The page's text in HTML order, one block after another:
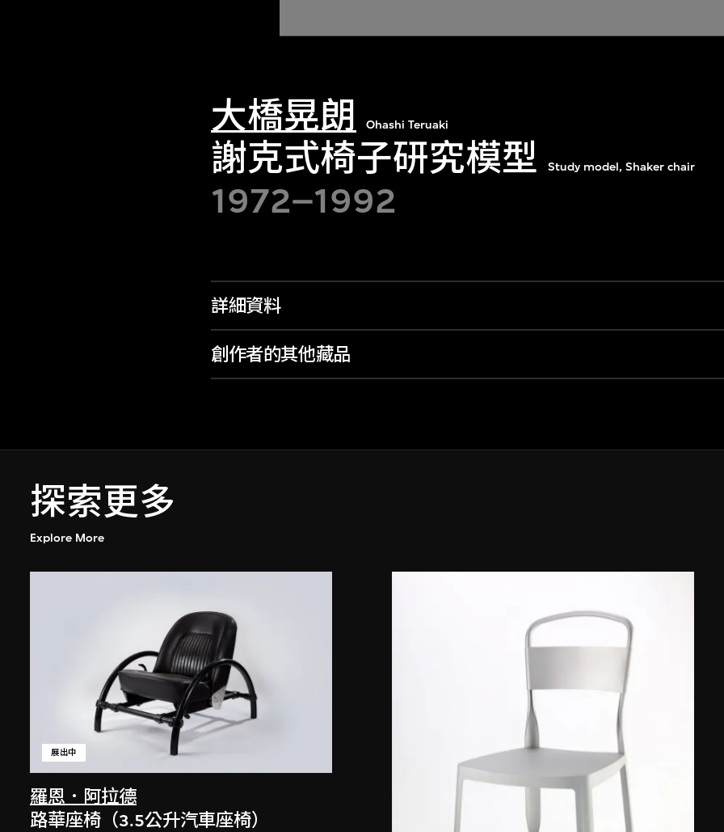
大橋晃朗 Ohashi Teruaki
謝克式椅子研究模型 Study model, Shaker chair
1972–1992
詳細資料
創作者的其他藏品
探索更多
Explore More
羅恩．阿拉德
展出中
路華座椅（3.5公升汽車座椅）